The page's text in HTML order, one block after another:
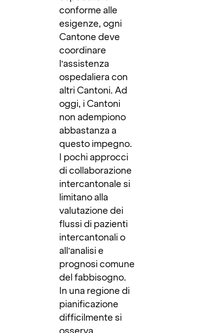
conforme alle
esigenze, ogni
Cantone deve
coordinare
l’assistenza
ospedaliera con
altri Cantoni. Ad
oggi, i Cantoni
non adempiono
abbastanza a
questo impegno.
I pochi approcci
di collaborazione
intercantonale si
limitano alla
valutazione dei
flussi di pazienti
intercantonali o
all’analisi e
prognosi comune
del fabbisogno.
In una regione di
pianificazione
difficilmente si
osserva